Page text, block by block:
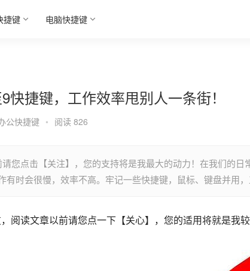
捷键 电脑快捷键
捷键，工作效率甩别人一条街！
公快捷键 • 阅读 826
请您点击【关注】，您的支持将是我最大的动力！在我们的日
有时会很慢，效率不高。牢记一些快捷键，鼠标、键盘并用
阅读文章以前请您点一下【关心】，您的适用将就是我较